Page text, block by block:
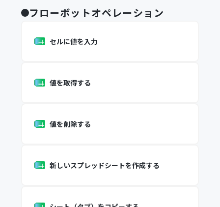
フローボットオペレーション
セルに値を入力
値を取得する
値を削除する
新しいスプレッドシートを作成する